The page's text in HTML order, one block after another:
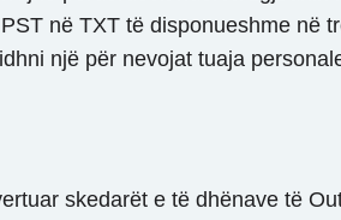
në TXT të disponueshme në
një për nevojat tuaja
skedarët e të dhënave të